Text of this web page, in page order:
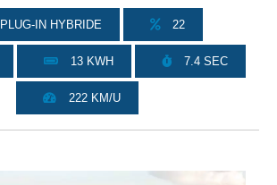
PLUG-IN HYBRIDE 22
13 KWH 7.4 SEC
222 KM/U